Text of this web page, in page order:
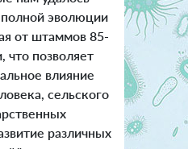
полной эволюции
от штаммов 85-
что позволяет
влияние
сельского
различных